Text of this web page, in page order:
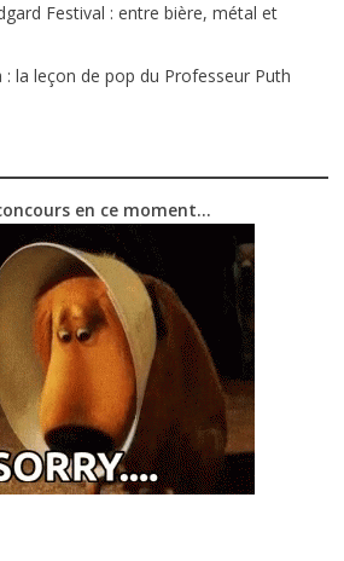
Festival : entre bière, métal et
: la leçon de pop du Professeur Puth
en ce moment…